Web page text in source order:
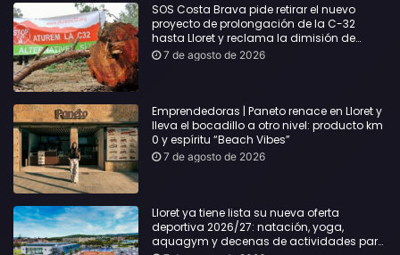
SOS Costa Brava pide retirar el nuevo
proyecto de prolongación de la C-32
hasta Lloret y reclama la dimisión de
Sílvia Paneque
7 de agosto de 2026
Emprendedoras | Paneto renace en Lloret y
lleva el bocadillo a otro nivel: producto km
0 y espíritu “Beach Vibes”
7 de agosto de 2026
Lloret ya tiene lista su nueva oferta
deportiva 2026/27: natación, yoga,
aquagym y decenas de actividades para